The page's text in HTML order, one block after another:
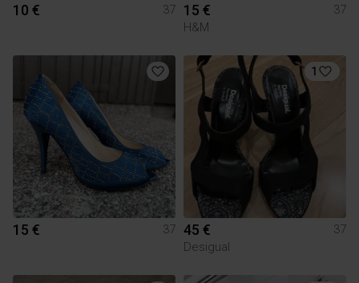
10 € 37 15 €
37
H&M
15 € 37
1
45 €
37
Desigual